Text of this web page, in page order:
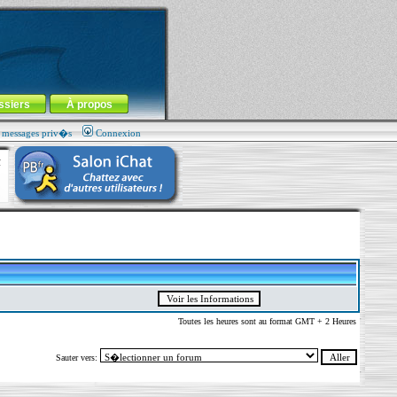
À propos
priv�s Connexion
Toutes les heures sont au format GMT + 2 Heures
Sauter vers: